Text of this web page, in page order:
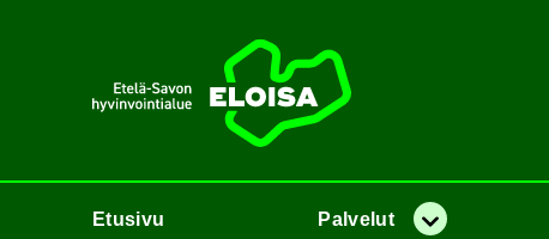
Etusi­vu
Etusi­vu Pal­ve­lut Va­lik­ko